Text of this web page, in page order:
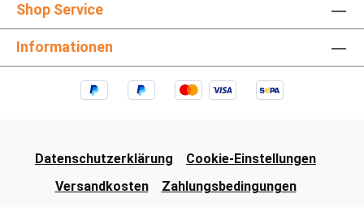
Shop Service
Informationen
Datenschutzerklärung
Cookie-Einstellungen
Versandkosten
Zahlungsbedingungen